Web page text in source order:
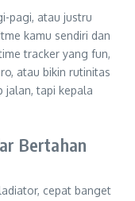
pagi, atau justru
kamu sendiri dan
tracker yang fun,
atau bikin rutinitas
jalan, tapi kepala
Bertahan
cepat banget